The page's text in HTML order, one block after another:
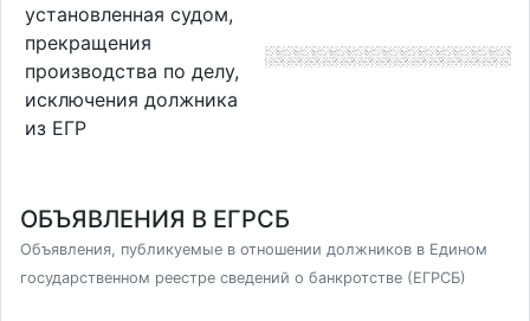
установленная судом,
прекращения
производства по делу,
исключения должника
из ЕГР
ОБЪЯВЛЕНИЯ В ЕГРСБ
Объявления, публикуемые в отношении должников в Едином
государственном реестре сведений о банкротстве (ЕГРСБ)